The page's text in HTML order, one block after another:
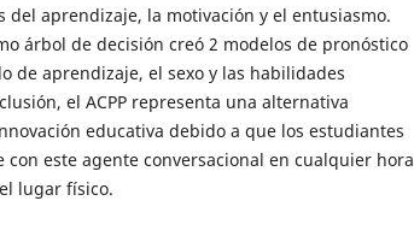
del aprendizaje, la motivación y el entusiasmo.
árbol de decisión creó 2 modelos de pronóstico
de aprendizaje, el sexo y las habilidades
el ACPP representa una alternativa
educativa debido a que los estudiantes
con este agente conversacional en cualquier hora
lugar físico.